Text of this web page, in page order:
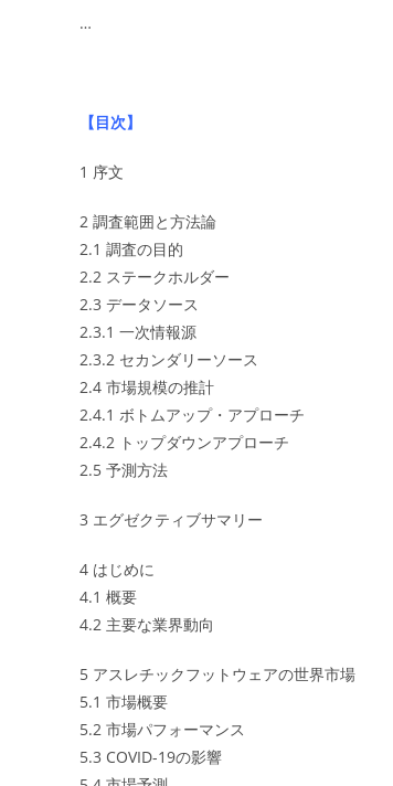
…
【目次】
1 序文
2 調査範囲と方法論
2.1 調査の目的
2.2 ステークホルダー
2.3 データソース
2.3.1 一次情報源
2.3.2 セカンダリーソース
2.4 市場規模の推計
2.4.1 ボトムアップ・アプローチ
2.4.2 トップダウンアプローチ
2.5 予測方法
3 エグゼクティブサマリー
4 はじめに
4.1 概要
4.2 主要な業界動向
5 アスレチックフットウェアの世界市場
5.1 市場概要
5.2 市場パフォーマンス
5.3 COVID-19の影響